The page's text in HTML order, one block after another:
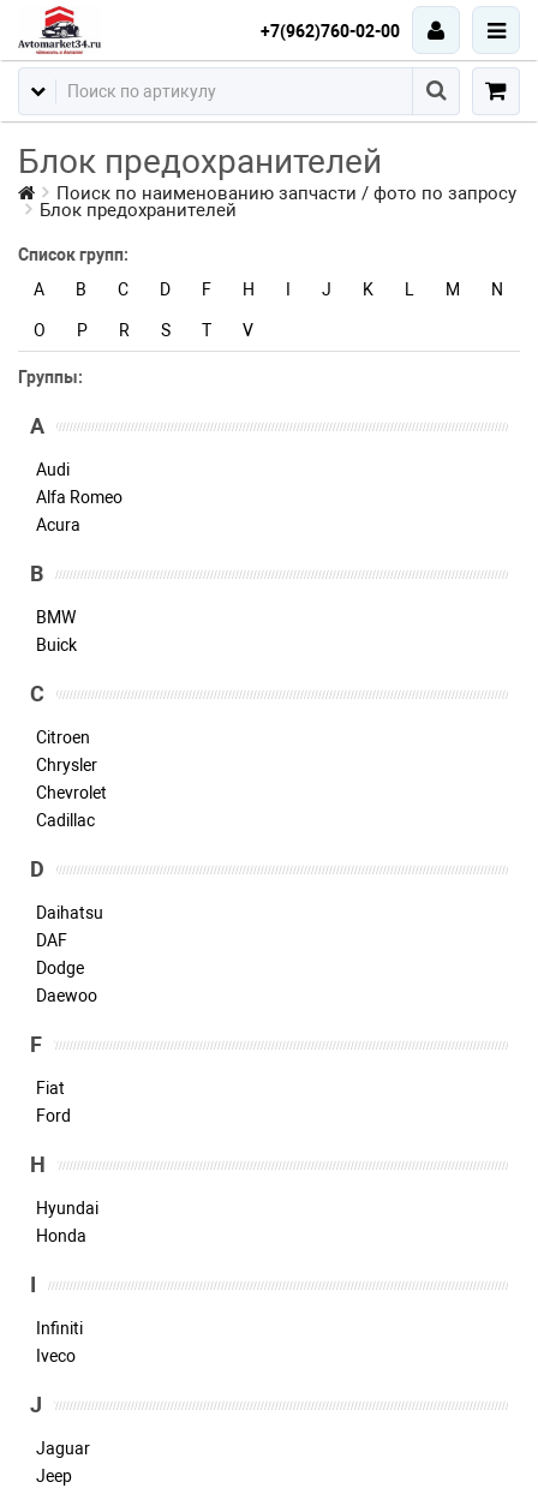
+7(962)760-02-00
Блок предохранителей
Поиск по наименованию запчасти / фото по запросу
Блок предохранителей
Список групп:
A
B C D F H J K M N
O P R S T V
Группы:
A
Audi
Alfa Romeo
Acura
B
BMW
Buick
C
Citroen
Chrysler
Chevrolet
Cadillac
D
Daihatsu
DAF
Dodge
Daewoo
F
Fiat
Ford
H
Hyundai
Honda
Infiniti
Iveco
J
Jaguar
Jeep